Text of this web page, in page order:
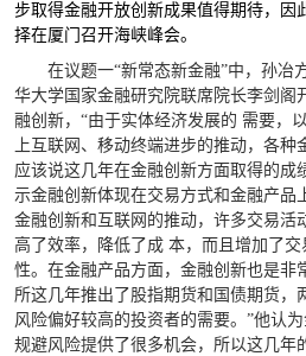
步取得金融开放创新成果值得期待，因
择在厦门召开海峡峰会。
在议题一“新常态新金融”中，孙冶
华大学国家金融研究院联席院长李剑阁
融创新，“由于实体经济发展的 需要，
上互联网、移动终端进步的推动，各种
应该说这几年在金融创新方面取得的成
示金融创新体现在交易方式和金融产品
金融创新和互联网的推动，许多交易活
高了效率，降低了成 本，而且增加了
性。在金融产品方面，金融创新也是非
所这几年推出了股指期货和国债期货，
风险偏好较高的投资者的需要。”他认
规避风险提供了很多机会，所以这几年